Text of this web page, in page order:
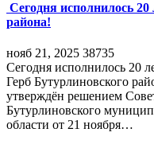
Сегодня исполнилось 20
района!
нояб 21, 2025 38735
Сегодня исполнилось 20
Герб Бутурлиновского
утверждён решением
Бутурлиновского
области от 21 ноября…